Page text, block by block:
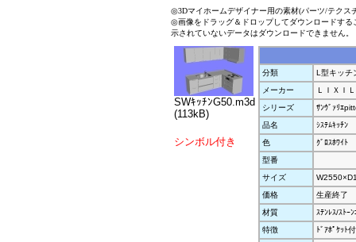
◎3Dマイホームデザイナー用の素材(パーツ/テクス
◎画像をドラッグ＆ドロップしてダウンロードす
示されていないデータはダウンロードできません。
SWｷｯﾁﾝG50.m3d
(113kB)
シンボル付き
分類
L型キッチ
メーカー
ＬＩＸＩＬ
シリーズ
ｻﾝｳﾞｧﾘｴ
品名
ｼｽﾃﾑｷｯﾁﾝ
色
ｸﾞﾛｽﾎﾜｲﾄ
型番
サイズ
価格
生産終了
材質
ｽﾃﾝﾚｽ/ｽﾄｰ
特徴
ﾄﾞｱﾎﾟｹｯﾄ